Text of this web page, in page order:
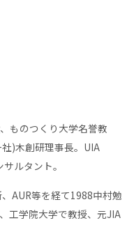
ものつくり大学名誉教
)木創研理事長。UIA
ルタント。
AUR等を経て1988中村勉
工学院大学で教授、元JIA